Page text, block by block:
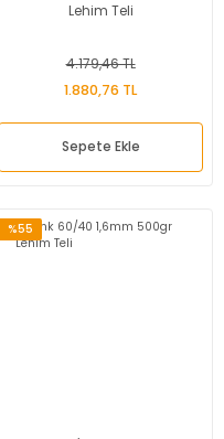
Lehim Teli
4.179,46 TL
1.880,76 TL
Sepete Ekle
%55